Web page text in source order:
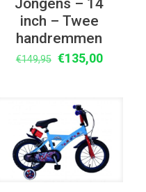
inch – Twee
handremmen
€149,95 Oorspronkelijke
€149,95.
€135,00Huidige